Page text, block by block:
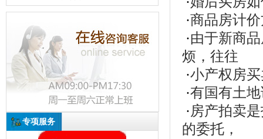
专项服务
·商品房计
·由于新商
烦，往往
·小产权房
·有国有土
·房产拍卖
的委托，